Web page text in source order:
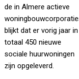
de in Almere actieve
blijkt dat er vorig jaar in
totaal 450 nieuwe
sociale huurwoningen
zijn opgeleverd.